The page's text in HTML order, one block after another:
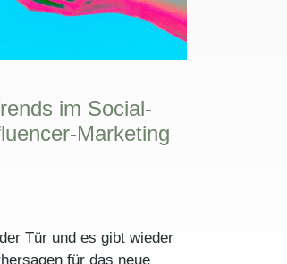
im Social-
Marketing
Tür und es gibt wieder
für das neue